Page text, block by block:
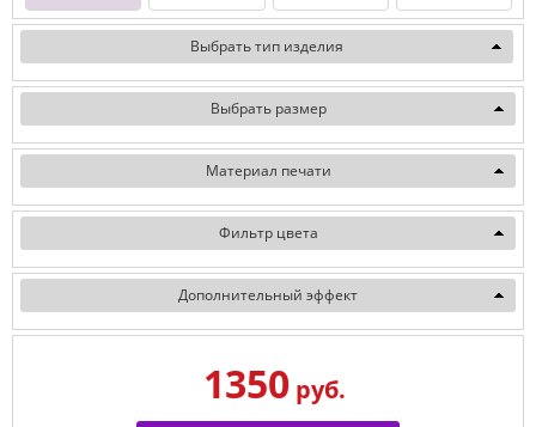
Выбрать тип изделия
Выбрать размер
Материал печати
Фильтр цвета
Дополнительный эффект
1350руб.